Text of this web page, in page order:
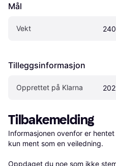
Mål
Vekt
Tilleggsinformasjon
Opprettet på Klarna
Tilbakemelding
Informasjonen ovenfor er
kun ment som en veiledning.
Oppdaget du noe som ikke